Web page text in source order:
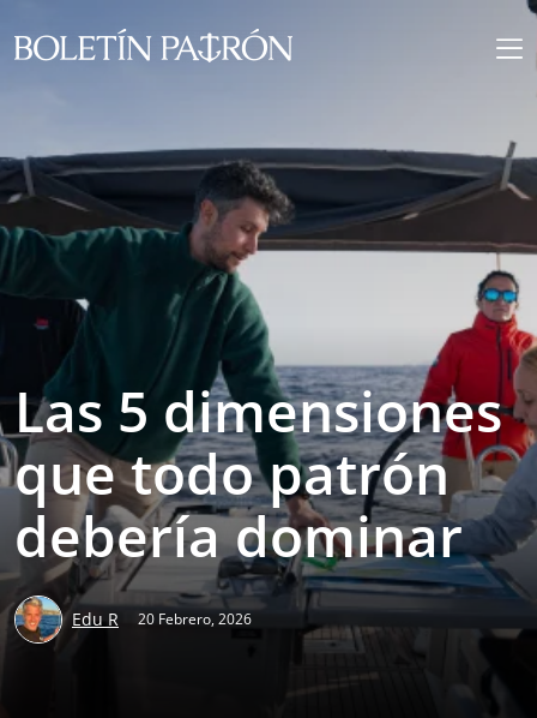
Las 5 dimensiones
que todo patrón
debería dominar
Edu R 20 Febrero, 2026